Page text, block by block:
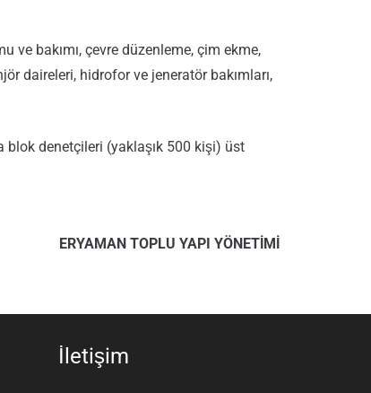
ve bakımı, çevre düzenleme, çim ekme,
daireleri, hidrofor ve jeneratör bakımları,
blok denetçileri (yaklaşık 500 kişi) üst
ERYAMAN TOPLU YAPI YÖNETİMİ
İletişim